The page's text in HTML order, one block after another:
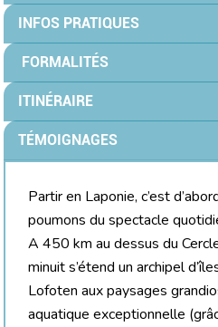
INFOS PRATIQUES
FORMALITÉS
ITINÉRAIRE
TÉMOIGNAGES
Partir en Laponie, c’est
poumons du spectacle
A 450 km au dessus du
minuit s’étend un archipel
Lofoten aux paysages
aquatique exceptionnelle